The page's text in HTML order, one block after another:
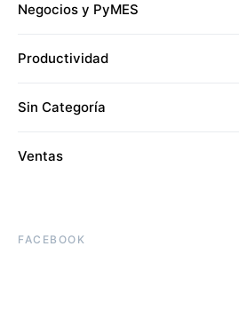
Negocios y PyMES
Productividad
Sin Categoría
Ventas
FACEBOOK